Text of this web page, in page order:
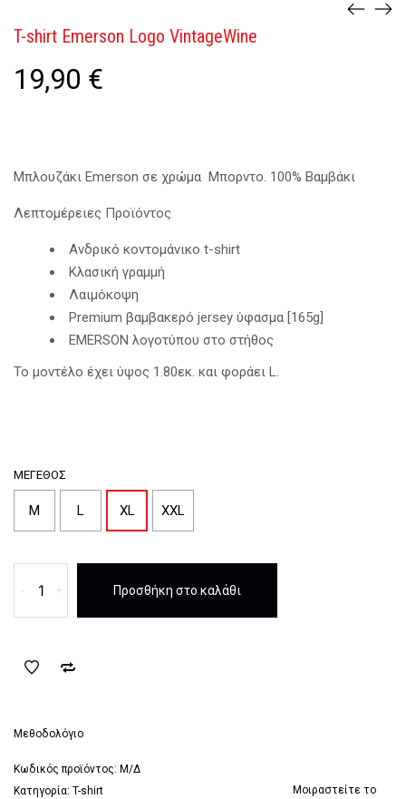
T-shirt Emerson Logo VintageWine
19,90 €
Μπλουζάκι Emerson σε χρώμα Μπορντο. 100% Βαμβάκι
Λεπτομέρειες Προϊόντος
Ανδρικό κοντομάνικο t-shirt
Κλασική γραμμή
Λαιμόκοψη
Premium βαμβακερό jersey ύφασμα [165g]
EMERSON λογοτύπου στο στήθος
Το μοντέλο έχει ύψος 1.80εκ. και φοράει L.
ΜΈΓΕΘΟΣ
M L XL XXL
-
shirt
Emerson
VintageWine
+ Προσθήκη στο καλάθι
Μεθοδολόγιο
Κωδικός προϊόντος: Μ/Δ
Κατηγορία: T-shirt Μοιραστείτε το